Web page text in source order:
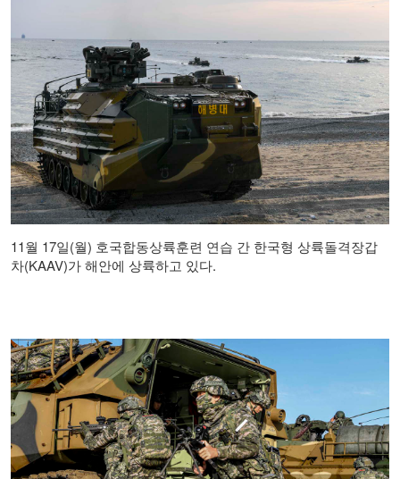
11월 17일(월) 호국합동상륙훈련 연습 간 한국형 상륙돌격장갑
차(KAAV)가 해안에 상륙하고 있다.